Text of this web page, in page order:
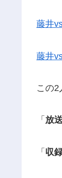
藤井
藤井
この2
「 放
「 収